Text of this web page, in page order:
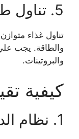
5. تناول طعام صحي
تناول غذاء
والطاقة. يجب
والبروتينات.
كيفية
1. نظام الدرجات